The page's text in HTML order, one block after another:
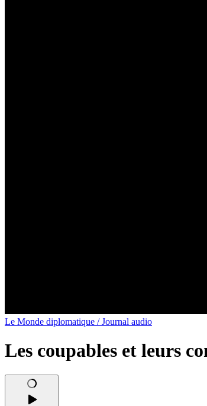
Le Monde diplomatique / Journal audio
Les coupables et leurs